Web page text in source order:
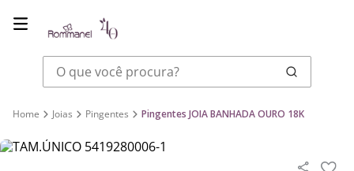
O que você procura?
Joias Pingentes Pingentes JOIA BANHADA OURO 18K